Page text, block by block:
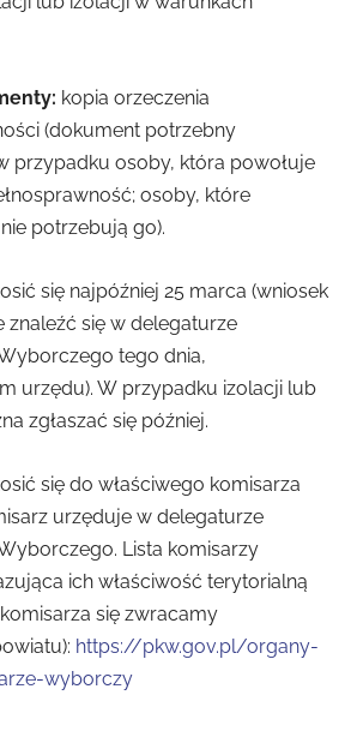
kopia orzeczenia
(dokument potrzebny
przypadku osoby, która powołuje
osoby, które
potrzebują go).
się najpóźniej 25 marca (wniosek
znaleźć się w delegaturze
tego dnia,
urzędu). W przypadku izolacji lub
zgłaszać się później.
się do właściwego komisarza
urzęduje w delegaturze
Lista komisarzy
ich właściwość terytorialną
się zwracamy
https://pkw.gov.pl/organy-
wyborczy